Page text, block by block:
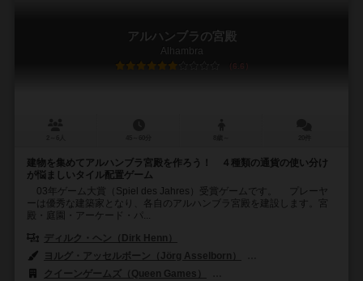
アルハンブラの宮殿
Alhambra
6.6
建物を集めてアルハンブラ宮殿を作ろう！ ４種類の通貨の使い分け
が悩ましいタイル配置ゲーム
03年ゲーム大賞（Spiel des Jahres）受賞ゲームです。 プレーヤ
ーは優秀な建築家となり、各自のアルハンブラ宮殿を建設します。宮
殿・庭園・アーケード・パ...
ディルク・ヘン（Dirk Henn）
ヨルグ・アッセルボーン（Jörg Asselborn）
クイーンゲームズ（Queen Games）